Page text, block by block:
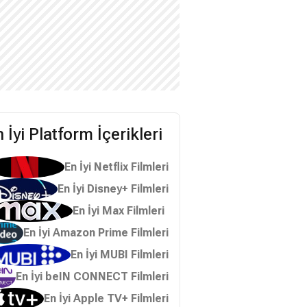
İyi Platform İçerikleri
En İyi Netflix Filmleri
En İyi Disney+ Filmleri
En İyi Max Filmleri
En İyi Amazon Prime Filmleri
En İyi MUBI Filmleri
En İyi beIN CONNECT Filmleri
En İyi Apple TV+ Filmleri